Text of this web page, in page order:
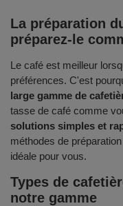
La préparation
préparez-le
Le café est meilleur
préférences. C'est
large gamme de
tasse de café comme
solutions simples et
méthodes de
idéale pour vous.
Types de
notre gamme